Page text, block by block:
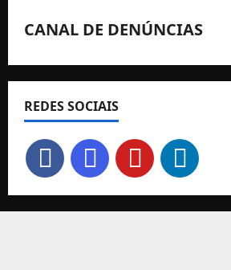
CANAL DE DENÚNCIAS
REDES SOCIAIS